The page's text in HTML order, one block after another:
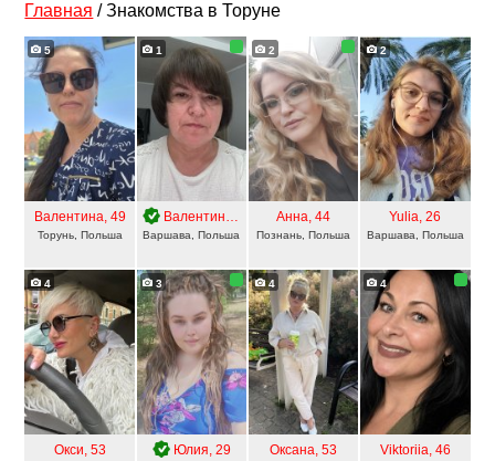
expand
contents
Главная /Знакомства в Торуне
5
Валентина, 49
Торунь, Польша
1
Валентина , 60
Варшава, Польша
2
Анна, 44
Познань, Польша
2
Yulia, 26
Варшава, Польша
4
Окси, 53
3
Юлия, 29
4
Оксана, 53
4
Viktoriia, 46